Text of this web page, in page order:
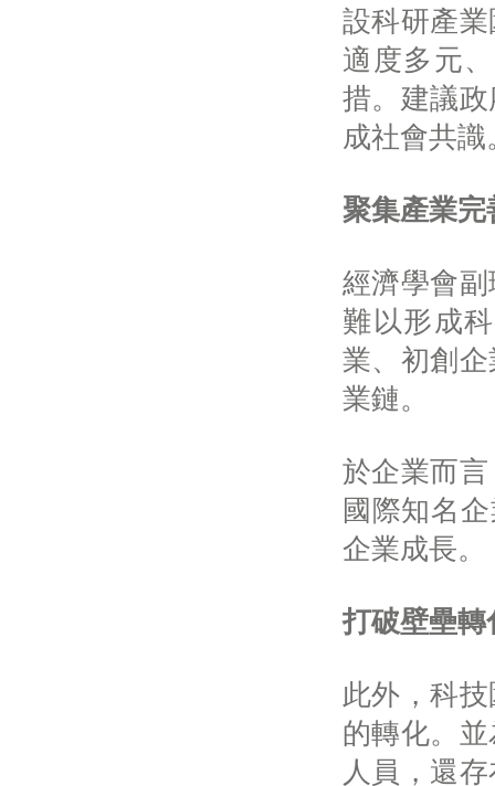
設科研產
適度多元
措。建議
成社會共識
聚集產業完
經濟學會
難以形成
業、初創
業鏈。
於企業而
國際知名
企業成長。
打破壁壘轉
此外，科
的轉化。
人員，還